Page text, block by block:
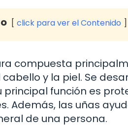
click para ver el Contenido
compuesta
y la piel. Se
principal función es
Además, las uñas
de una persona.